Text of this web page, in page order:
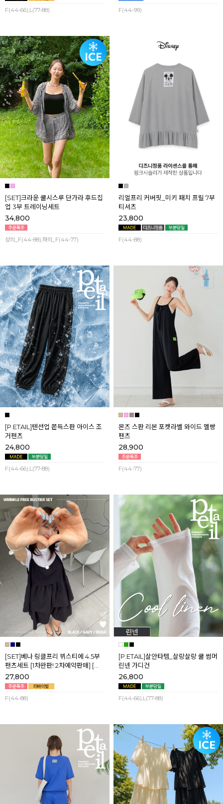
F(44-66),L(77-88) F(44-99)
[SET]크라운 쿨시스루 단가라 후드집
업 3부 트레이닝세트
34,800
상의_F(44-88),하의_F(44-77)
리얼프리 커버핏_미키 패치 프릴 7부
티셔츠
23,800
F(44-88)
[P.ETAIL]텐션업 쫀득스판 아이스 조
거팬츠
24,800
F(44-66),L(77-88)
몬즈 스판 리본 포켓라벨 와이드 멜빵
팬츠
28,900
F(44-77)
[SET]베나 링클프리 뷔스티에 4.5부
팬츠세트 [1차완판! 2차예약판매] [네
이비,블랙] 8월셋째주 순차배송
27,800
F(44-88)
[P.ETAIL]살안타템_살랑살랑 쿨 썸머
린넨 가디건
26,800
F(44-66),L(77-88)